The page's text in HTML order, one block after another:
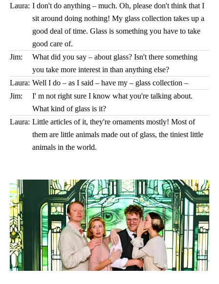
Laura: I don't do anything – much. Oh, please don't think that I
sit around doing nothing! My glass collection takes up a
good deal of time. Glass is something you have to take
good care of.
Jim:
What did you say – about glass? Isn't there something
you take more interest in than anything else?
Laura: Well I do – as I said – have my – glass collection –
Jim:
I' m not right sure I know what you're talking about.
What kind of glass is it?
Laura: Little articles of it, they're ornaments mostly! Most of
them are little animals made out of glass, the tiniest little
animals in the world.